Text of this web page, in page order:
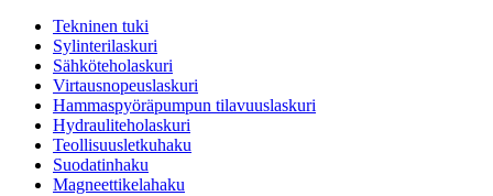
Tekninen tuki
Sylinterilaskuri
Sähköteholaskuri
Virtausnopeuslaskuri
Hammaspyöräpumpun tilavuuslaskuri
Hydrauliteholaskuri
Teollisuusletkuhaku
Suodatinhaku
Magneettikelahaku